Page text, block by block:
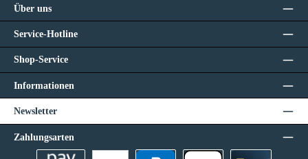
Über uns
Service-Hotline
Shop-Service
Informationen
Newsletter
Zahlungsarten